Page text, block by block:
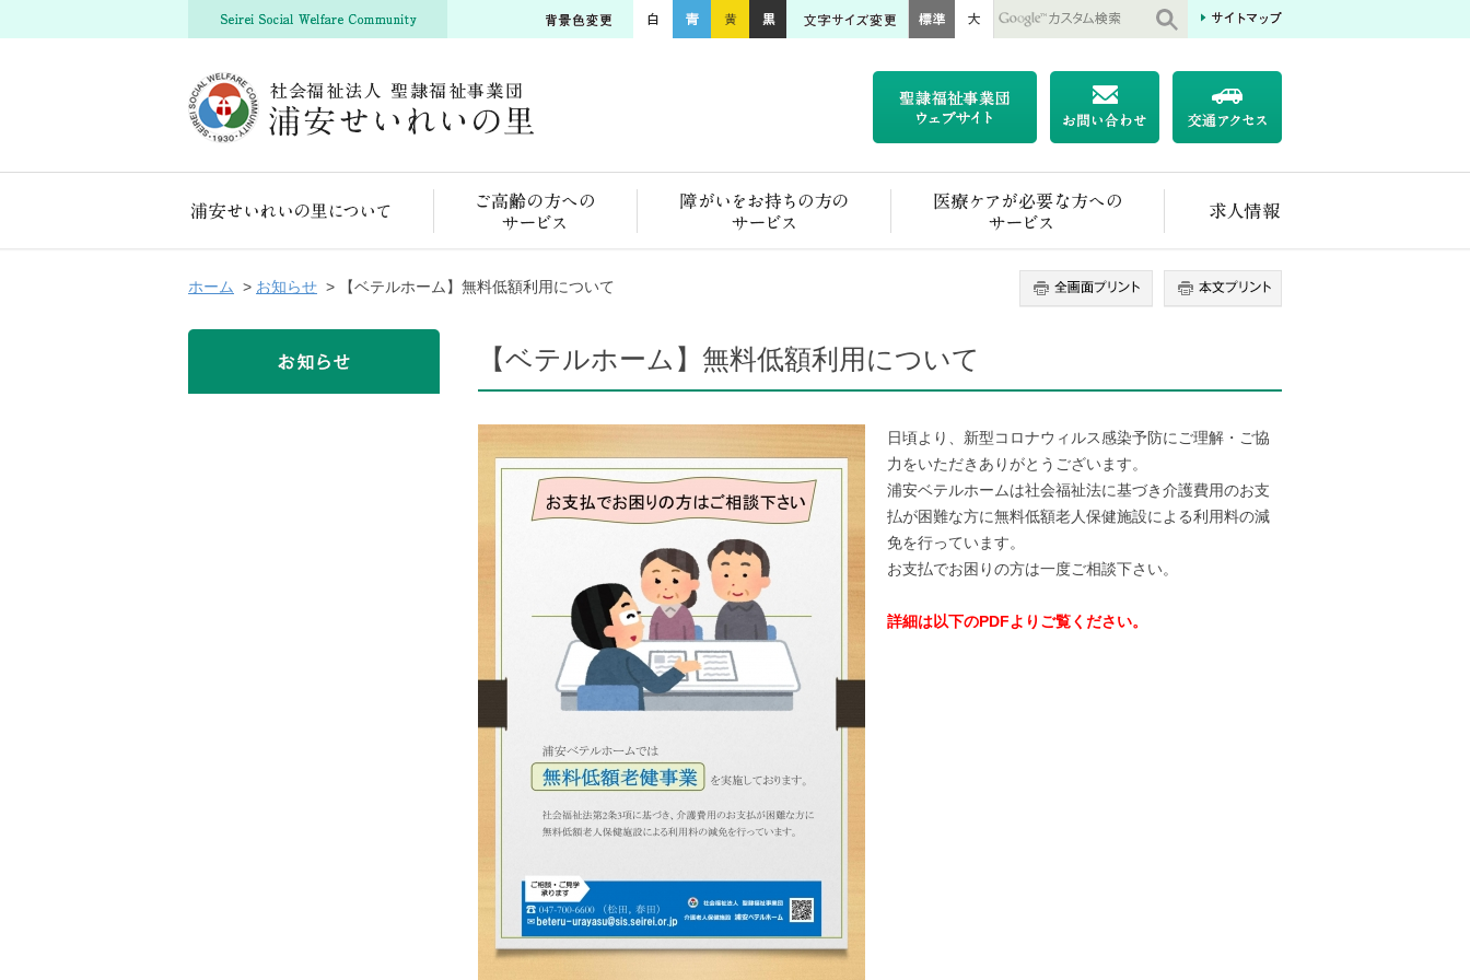
ホーム > お知らせ > 【ベテルホーム】無料低額利用について
【ベテルホーム】無料低額利用について
日頃より、新型コロナウィルス感染予防にご理解・ご協
力をいただきありがとうございます。
浦安ベテルホームは社会福祉法に基づき介護費用のお支
払が困難な方に無料低額老人保健施設による利用料の減
免を行っています。
お支払でお困りの方は一度ご相談下さい。
詳細は以下のPDFよりご覧ください。